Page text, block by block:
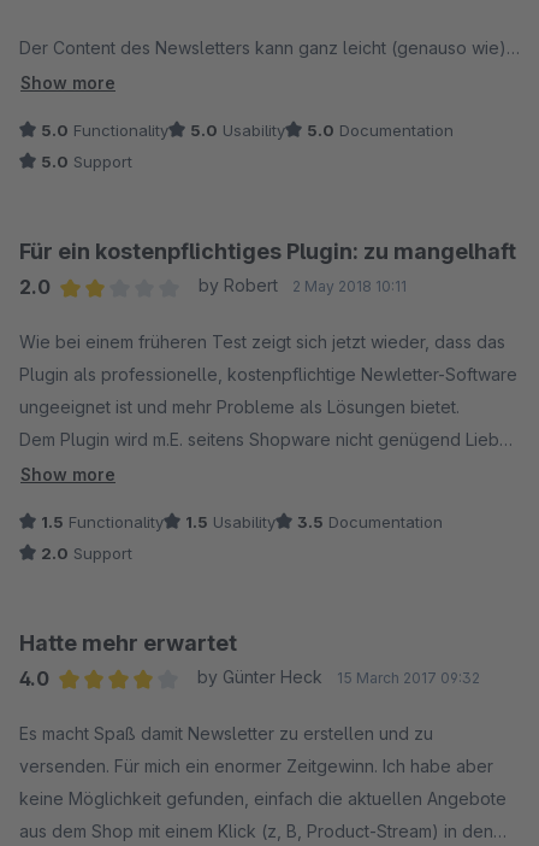
Der Content des Newsletters kann ganz leicht (genauso wie)
die Einkaufswelten zusammengestellt werden. Durch das
als über das normale Newsletter-Modul.
innerhalb kürzester Zeit mit einem Update behoben. Dies war
mit dem alten Newsletter-Moduls eines anderen Plugin-
zwischenzeitlich mit dem normalen NL-Modul von Shopware
gearbeitet haben.
Der Umstieg auf das Premium NL-Modul von Shopware hat
sich für uns mehr als gelohnt. Wir sind mehr als zufrieden mit
Show more
5.0 Functionality 5.0 Usability 5.0 Documentation
5.0 Support
Für ein kostenpflichtiges Plugin: zu mangelhaft
2.0
by Robert 2 May 2018 10:11
Wie bei einem früheren Test zeigt sich jetzt wieder, dass das
Plugin als professionelle, kostenpflichtige Newletter-Software
ungeeignet ist und mehr Probleme als Lösungen bietet.
Dem Plugin wird m.E. seitens Shopware nicht genügend Liebe
und Aufmerksamkeit entgegengebracht.
Reporting- und Statistikfunktionen. Der Versand einer
größeren Anzahl an Newslettern führt bei unserem Server zu
empfiehlt, die Server-Einstellungen entsprechend anpassen,
der Hoster (Hosteurope) sagt, das kommt nicht in Frage, da
Grund seien seitens SW schlecht optimierte MySQL-SELECTs
und empfiehlt durch sinnvolle Indizes in der Datenbank das
Problem zu lösen.
Wir werden das Plugin in diesem Zustand nicht einsetzen.
Show more
1.5 Functionality 1.5 Usability 3.5 Documentation
2.0 Support
Hatte mehr erwartet
4.0
by Günter Heck 15 March 2017 09:32
Es macht Spaß damit Newsletter zu erstellen und zu
versenden. Für mich ein enormer Zeitgewinn. Ich habe aber
keine Möglichkeit gefunden, einfach die aktuellen Angebote
aus dem Shop mit einem Klick (z, B, Product-Stream) in den